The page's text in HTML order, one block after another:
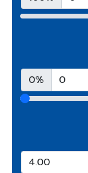
0%